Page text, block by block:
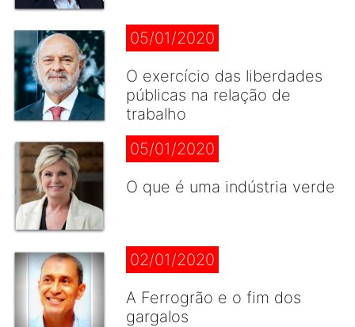
05/01/2020
O exercício das liberdades
públicas na relação de
trabalho
05/01/2020
O que é uma indústria verde
02/01/2020
A Ferrogrão e o fim dos
gargalos